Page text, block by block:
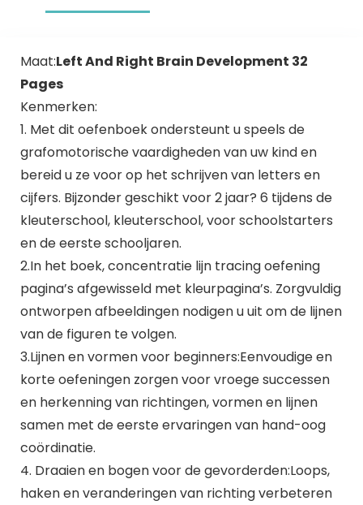
Maat:Left And Right Brain Development 32
Pages
Kenmerken:
1. Met dit oefenboek ondersteunt u speels de
grafomotorische vaardigheden van uw kind en
bereid u ze voor op het schrijven van letters en
cijfers. Bijzonder geschikt voor 2 jaar? 6 tijdens de
kleuterschool, kleuterschool, voor schoolstarters
en de eerste schooljaren.
2.In het boek, concentratie lijn tracing oefening
pagina’s afgewisseld met kleurpagina’s. Zorgvuldig
ontworpen afbeeldingen nodigen u uit om de lijnen
van de figuren te volgen.
3.Lijnen en vormen voor beginners:Eenvoudige en
korte oefeningen zorgen voor vroege successen
en herkenning van richtingen, vormen en lijnen
samen met de eerste ervaringen van hand-oog
coördinatie.
4. Draaien en bogen voor de gevorderden:Loops,
haken en veranderingen van richting verbeteren